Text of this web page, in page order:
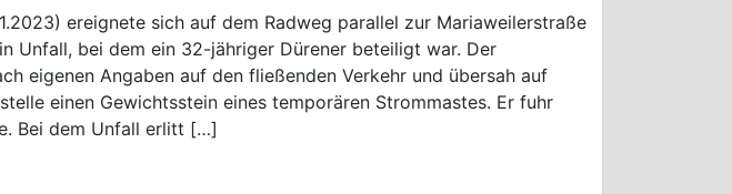
ereignete sich auf dem Radweg parallel zur Mariaweilerstraße
Unfall, bei dem ein 32-jähriger Dürener beteiligt war. Der
eigenen Angaben auf den fließenden Verkehr und übersah auf
einen Gewichtsstein eines temporären Strommastes. Er fuhr
Bei dem Unfall erlitt […]